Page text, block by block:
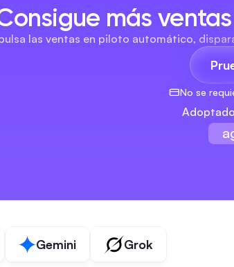
Gemini Grok
más
las ventas en piloto automático,
No se